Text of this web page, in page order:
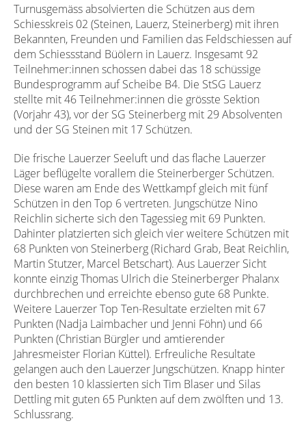
Turnusgemäss absolvierten die Schützen aus dem
Schiesskreis 02 (Steinen, Lauerz, Steinerberg) mit ihren
Bekannten, Freunden und Familien das Feldschiessen auf
dem Schiessstand Büölern in Lauerz. Insgesamt 92
Teilnehmer:innen schossen dabei das 18 schüssige
Bundesprogramm auf Scheibe B4. Die StSG Lauerz
stellte mit 46 Teilnehmer:innen die grösste Sektion
(Vorjahr 43), vor der SG Steinerberg mit 29 Absolventen
und der SG Steinen mit 17 Schützen.
Die frische Lauerzer Seeluft und das flache Lauerzer
Läger beflügelte vorallem die Steinerberger Schützen.
Diese waren am Ende des Wettkampf gleich mit fünf
Schützen in den Top 6 vertreten. Jungschütze Nino
Reichlin sicherte sich den Tagessieg mit 69 Punkten.
Dahinter platzierten sich gleich vier weitere Schützen mit
68 Punkten von Steinerberg (Richard Grab, Beat Reichlin,
Martin Stutzer, Marcel Betschart). Aus Lauerzer Sicht
konnte einzig Thomas Ulrich die Steinerberger Phalanx
durchbrechen und erreichte ebenso gute 68 Punkte.
Weitere Lauerzer Top Ten-Resultate erzielten mit 67
Punkten (Nadja Laimbacher und Jenni Föhn) und 66
Punkten (Christian Bürgler und amtierender
Jahresmeister Florian Küttel). Erfreuliche Resultate
gelangen auch den Lauerzer Jungschützen. Knapp hinter
den besten 10 klassierten sich Tim Blaser und Silas
Dettling mit guten 65 Punkten auf dem zwölften und 13.
Schlussrang.